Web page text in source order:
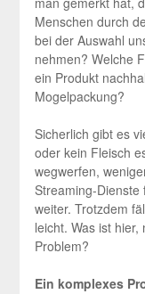
Menschen durch
bei der Auswahl
nehmen? Welche
ein Produkt
Mogelpackung?
Sicherlich gibt es
oder kein Fleisch
wegwerfen,
Streaming-Dienste
weiter. Trotzdem
leicht. Was ist
Problem?
Ein komplexes